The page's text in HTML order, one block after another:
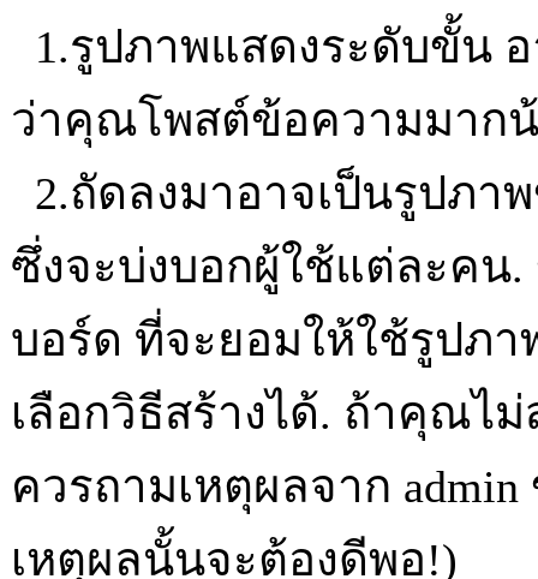
1.รูปภาพแสดงระดับขั้น
ว่าคุณโพสต์ข้อความมากน้
2.ถัดลงมาอาจเป็นรูปภ
ซึ่งจะบ่งบอกผู้ใช้แต่ละคน.
บอร์ด ที่จะยอมให้ใช้รูปภ
เลือกวิธีสร้างได้. ถ้าคุณไ
ควรถามเหตุผลจาก
เหตุผลนั้นจะต้องดีพอ!)